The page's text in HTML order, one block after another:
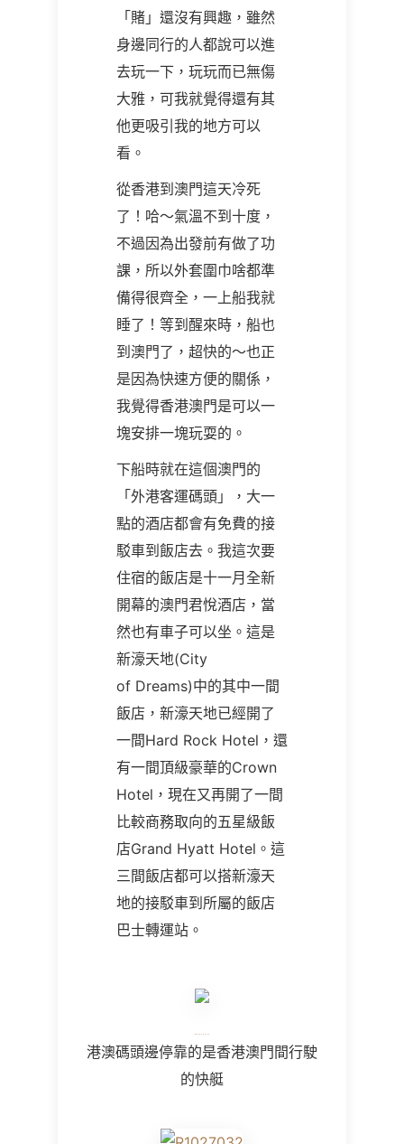
「賭」還沒有興趣，雖然
身邊同行的人都說可以進
去玩一下，玩玩而已無傷
大雅，可我就覺得還有其
他更吸引我的地方可以
看。
從香港到澳門這天冷死
了！哈～氣溫不到十度，
不過因為出發前有做了功
課，所以外套圍巾啥都準
備得很齊全，一上船我就
睡了！等到醒來時，船也
到澳門了，超快的～也正
是因為快速方便的關係，
我覺得香港澳門是可以一
塊安排一塊玩耍的。
下船時就在這個澳門的
「外港客運碼頭」，大一
點的酒店都會有免費的接
駁車到飯店去。我這次要
住宿的飯店是十一月全新
開幕的澳門君悅酒店，當
然也有車子可以坐。這是
新濠天地(City
of Dreams)中的其中一間
飯店，新濠天地已經開了
一間Hard Rock Hotel，還
有一間頂級豪華的Crown
Hotel，現在又再開了一間
比較商務取向的五星級飯
店Grand Hyatt Hotel。這
三間飯店都可以搭新濠天
地的接駁車到所屬的飯店
巴士轉運站。
港澳碼頭邊停靠的是香港澳門間行駛
的快艇